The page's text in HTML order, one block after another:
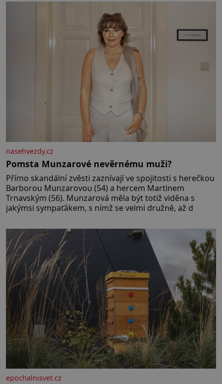
nasehvezdy.cz
Pomsta Munzarové nevěrnému muži?
Přímo skandální zvěsti zaznívají ve spojitosti s herečkou
Barborou Munzarovou (54) a hercem Martinem
Trnavským (56). Munzarová měla být totiž viděna s
jakýmsi sympaťákem, s nímž se velmi družně, až d
epochalnisvet.cz